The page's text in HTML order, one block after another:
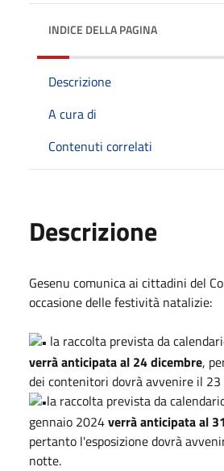
INDICE DELLA PAGINA
Descrizione
A cura di
Contenuti correlati
Descrizione
Gesenu comunica ai cittadini del
occasionedelle festività natalizie:
la raccolta prevista da
verrà anticipata al 24 dicembre,
dei contenitori dovrà avvenire il
la raccolta prevista da
gennaio 2024verrà anticipata al
pertanto l'esposizione dovrà
notte.